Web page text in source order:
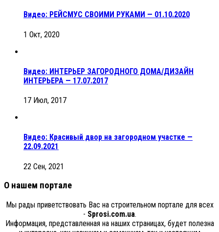
Видео: РЕЙСМУС СВОИМИ РУКАМИ — 01.10.2020
1 Окт, 2020
Видео: ИНТЕРЬЕР ЗАГОРОДНОГО ДОМА/ДИЗАЙН
ИНТЕРЬЕРА — 17.07.2017
17 Июл, 2017
Видео: Красивый двор на загородном участке —
22.09.2021
22 Сен, 2021
О нашем портале
Мы рады приветствовать Вас на строительном портале для всех
- Sprosi.com.ua.
Информация, представленная на наших страницах, будет полезна